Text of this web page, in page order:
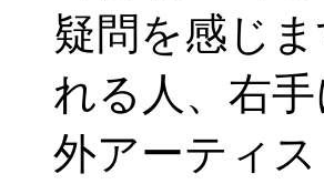
疑問を感じ
れる人、右
外アーティ